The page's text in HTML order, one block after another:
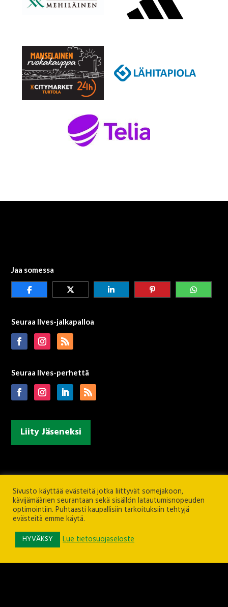
Jaa somessa
Seuraa Ilves-jalkapalloa
Seuraa Ilves-perhettä
Liity Jäseneksi
Sivusto käyttää evästeitä jotka liittyvät somejakoon,
kävijämäärien seurantaan sekä sisällön latautumisnopeuden
optimointiin. Puhtaasti kaupallisiin tarkoituksiin tehtyjä
evästeitä emme käytä.
HYVÄKSY
Lue tietosuojaseloste